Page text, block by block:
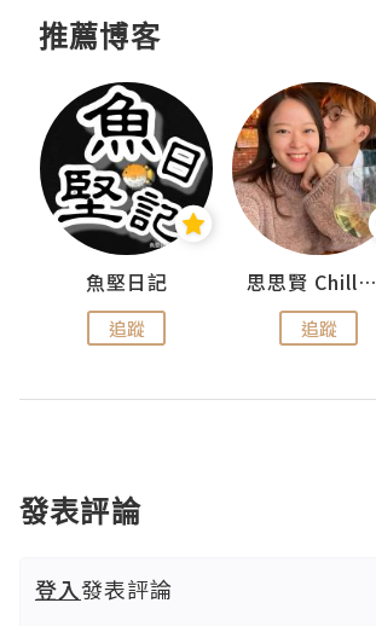
推薦博客
魚堅日記
追蹤
思思賢 ChillMyBabe
追蹤
發表評論
登入發表評論